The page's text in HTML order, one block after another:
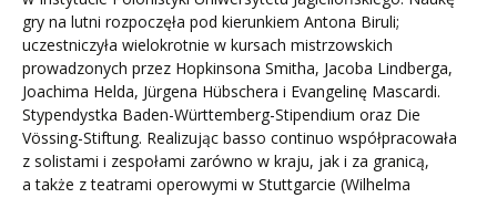
gry na lutni rozpoczęła pod kierunkiem Antona Biruli;
uczestniczyła wielokrotnie w kursach mistrzowskich
prowadzonych przez Hopkinsona Smitha, Jacoba Lindberga,
Joachima Helda, Jürgena Hübschera i Evangelinę Mascardi.
Stypendystka Baden-Württemberg-Stipendium oraz Die
Vössing-Stiftung. Realizując basso continuo współpracowała
z solistami i zespołami zarówno w kraju, jak i za granicą,
a także z teatrami operowymi w Stuttgarcie (Wilhelma